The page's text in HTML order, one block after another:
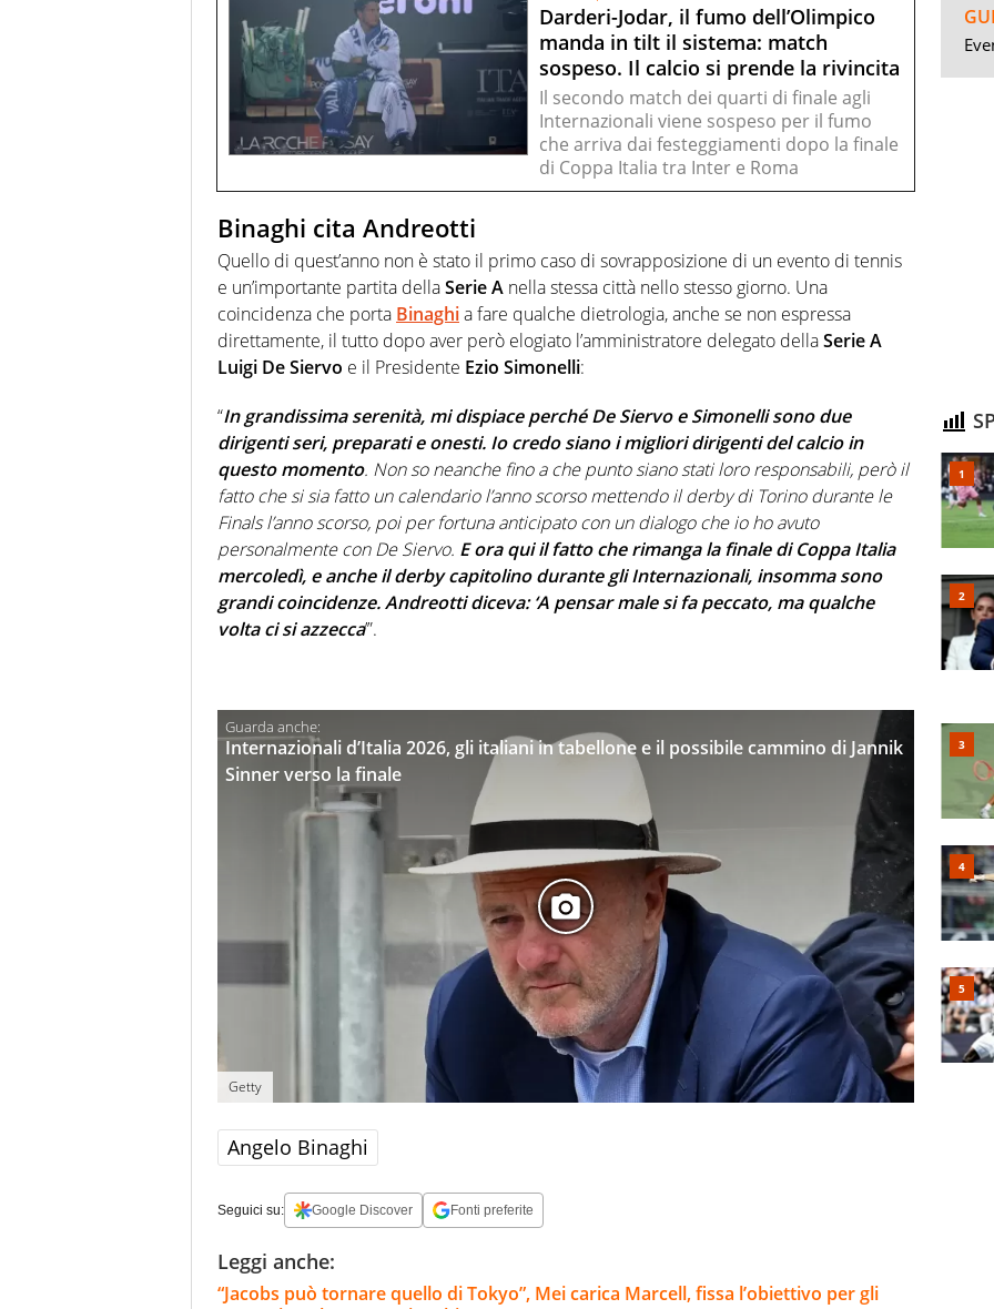
Darderi-Jodar, il fumo dell’Olimpico
manda in tilt il sistema: match
sospeso. Il calcio si prende la rivincita
Il secondo match dei quarti di finale agli
Internazionali viene sospeso per il fumo
che arriva dai festeggiamenti dopo la finale
di Coppa Italia tra Inter e Roma
Binaghi cita Andreotti
Quello di quest’anno non è stato il primo caso di sovrapposizione di un evento di tennis
e un’importante partita dellaSerie A nella stessa città nello stesso giorno. Una
coincidenza che porta Binaghia fare qualche dietrologia, anche se non espressa
direttamente, il tutto dopo aver però elogiato l’amministratore delegato dellaSerie A
Luigi De Siervo e il Presidente Ezio Simonelli:
“In grandissima serenità, mi dispiace perché De Siervo e Simonelli sono due
dirigenti seri, preparati e onesti. Io credo siano i migliori dirigenti del calcio in
questo momento. Non so neanche fino a che punto siano stati loro responsabili, però il
fatto che si sia fatto un calendario l’anno scorso mettendo il derby di Torino durante le
Finals l’anno scorso, poi per fortuna anticipato con un dialogo che io ho avuto
personalmente con De Siervo. E ora qui il fatto che rimanga la finale di Coppa Italia
mercoledì, e anche il derby capitolino durante gli Internazionali, insomma sono
grandi coincidenze. Andreotti diceva: ‘A pensar male si fa peccato, ma qualche
volta ci si azzecca’”.
Internazionali d’Italia 2026, gli italiani in tabellone e il possibile cammino di Jannik
Sinner verso la finale
Getty
Angelo Binaghi
Seguici su: Google Discover Fonti preferite
Leggi anche:
“Jacobs può tornare quello di Tokyo”, Mei carica Marcell, fissa l’obiettivo per gli